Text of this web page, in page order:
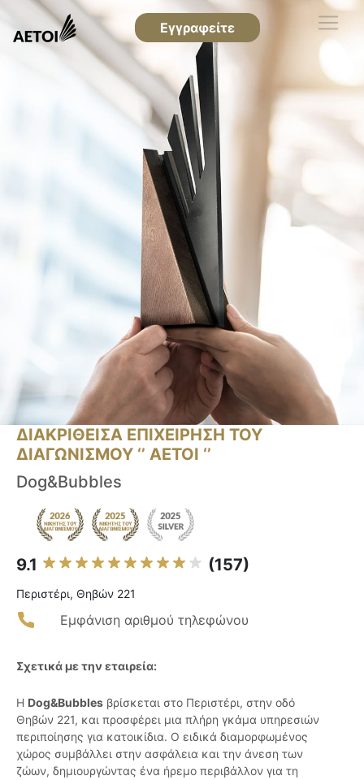
Εγγραφείτε
ΔΙΑΚΡΙΘΕΙΣΑ ΕΠΙΧΕΙΡΗΣΗ ΤΟΥ
ΔΙΑΓΩΝΙΣΜΟΥ ‘’ ΑΕΤΟΙ ‘’
Dog&Bubbles
9.1 (157)
Περιστέρι, Θηβών 221
Εμφάνιση αριθμού τηλεφώνου
Σχετικά με την εταιρεία:
Η Dog&Bubbles βρίσκεται στο Περιστέρι, στην οδό
Θηβών 221, και προσφέρει μια πλήρη γκάμα υπηρεσιών
περιποίησης για κατοικίδια. Ο ειδικά διαμορφωμένος
χώρος συμβάλλει στην ασφάλεια και την άνεση των
ζώων, δημιουργώντας ένα ήρεμο περιβάλλον για τη